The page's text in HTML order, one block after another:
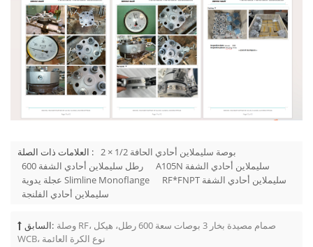
العلامات ذات الصلة :
2 × 1/2 بوصة سليملاين أحادي الحافة
600 رطل سليملاين أحادي الشفة
A105N سليملاين أحادي الشفة
عجلة يدوية Slimline Monoflange
RF*FNPT سليملاين أحادي الشفة
سليملاين أحادي الفلنجة
السابق: وصلة RF، صمام مصيدة بخار 3 بوصات سعة 600 رطل، هيكل
WCB، نوع الكرة العائمة